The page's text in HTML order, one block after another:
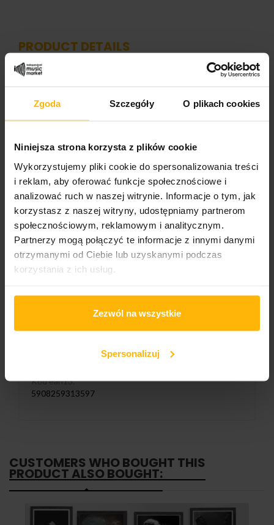
Zgoda Szczegóły O plikach cookies
Niniejsza strona korzysta z plików cookie
Wykorzystujemy pliki cookie do spersonalizowania treści
i reklam, aby oferować funkcje społecznościowe i
analizować ruch w naszej witrynie. Informacje o tym, jak
korzystasz z naszej witryny, udostępniamy partnerom
społecznościowym, reklamowym i analitycznym.
Partnerzy mogą połączyć te informacje z innymi danymi
otrzymanymi od Ciebie lub uzyskanymi podczas
korzystania z ich usług.
Zezwól na wszystkie
Spersonalizuj
PRODUCT DETAILS
Fractalmind
Stainless
Media format
Cover format:
Jewel Case
Wydawnictwo 1/2
Lynx Music
Catalogue number:
Kod ean13:
5908259313597
CUSTOMERS WHO BOUGHT THIS
PRODUCT ALSO BOUGHT: